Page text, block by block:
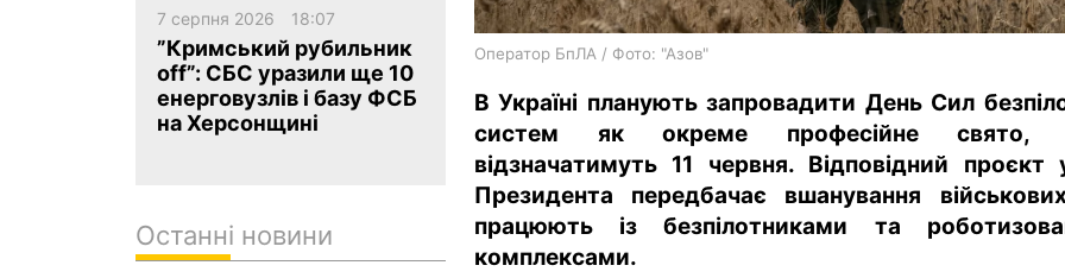
Оператор БпЛА / Фото: "Азов"
В Україні планують запровадити День Сил
систем як окреме професійне свято,
відзначатимуть 11 червня. Відповідний проєкт
Президента передбачає вшанування
працюють із безпілотниками та
комплексами.
7 серпня 2026 18:07
”Кримський рубильник
off”: СБС уразили ще 10
енерговузлів і базу ФСБ
на Херсонщині
Останні новини